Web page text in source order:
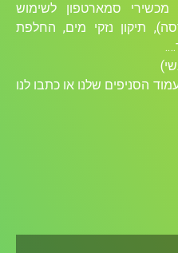
מכשירי סמארטפון לשימוש
תיקון נזקי מים, החלפת
הסניפים שלנו או כתבו לנו